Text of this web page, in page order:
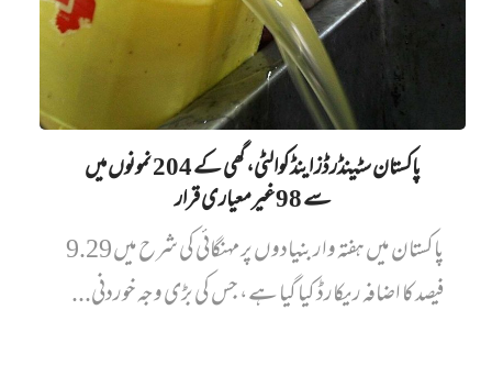
پاکستان سٹینڈرڈز اینڈ کوالٹی، گھی کے 204 نمونوں میں‌
سے 98 غیرمعیاری قرار
پاکستان میں ہفتہ وار بنیادوں پر مہنگائی کی شرح میں 9.29
فیصد کا اضافہ ریکارڈ کیا گیا ہے، جس کی بڑی وجہ خوردنی...